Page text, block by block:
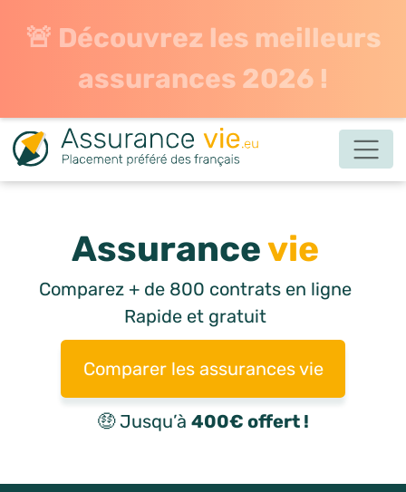
🚨 Découvrez les meilleurs
assurances 2026 !
Assurancevie
Comparez + de 800 contrats en ligne
Rapide et gratuit
Comparer les assurances vie
🤑 Jusqu’à 400€ offert !